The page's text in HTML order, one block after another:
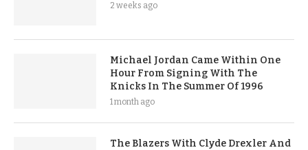
2 weeks ago
Michael Jordan Came Within One
Hour From Signing With The
Knicks In The Summer Of 1996
1 month ago
The Blazers With Clyde Drexler And